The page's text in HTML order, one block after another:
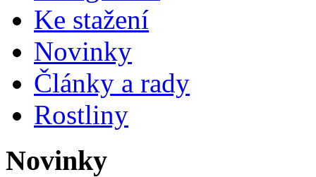
Ke stažení
Novinky
Články a rady
Rostliny
Novinky